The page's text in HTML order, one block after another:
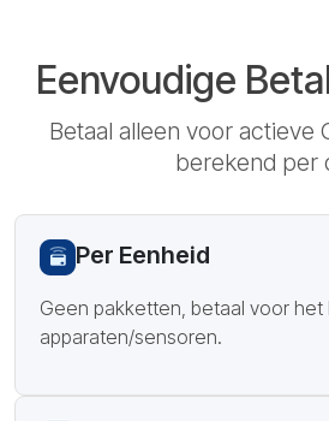
Eenvoudige
Betaal alleen voor actieve
berekend per
Per Eenheid
Geen pakketten, betaal voor het
apparaten/sensoren.